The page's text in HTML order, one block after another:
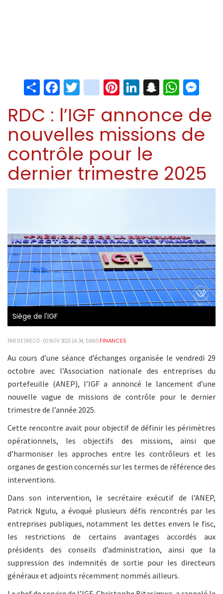
ShareFacebook
Twitter
instagram
Pinterest
LinkedIn
Snapchat
RDC : l’IGF annonce de
nouvelles missions de
contrôle pour le
dernier trimestre 2025
Siège de l'IGF
PAR DESKECO - 03 NOV 2025 14:34, DANS FINANCES
Au cours d’une séance d’échanges organisée le vendredi 29
octobre avec l’Association nationale des entreprises du
portefeuille (ANEP), l’IGF a annoncé le lancement d’une
nouvelle vague de missions de contrôle pour le dernier
trimestre de l’année 2025.
Cette rencontre avait pour objectif de définir les périmètres
opérationnels, les objectifs des missions, ainsi que
d’harmoniser les approches entre les contrôleurs et les
organes de gestion concernés sur les termes de référence des
interventions.
Dans son intervention, le secrétaire exécutif de l’ANEP,
Patrick Ngulu, a évoqué plusieurs défis rencontrés par les
entreprises publiques, notamment les dettes envers le fisc,
les restrictions de certains avantages accordés aux
présidents des conseils d’administration, ainsi que la
suppression des indemnités de sortie pour les directeurs
généraux et adjoints récemment nommés ailleurs.